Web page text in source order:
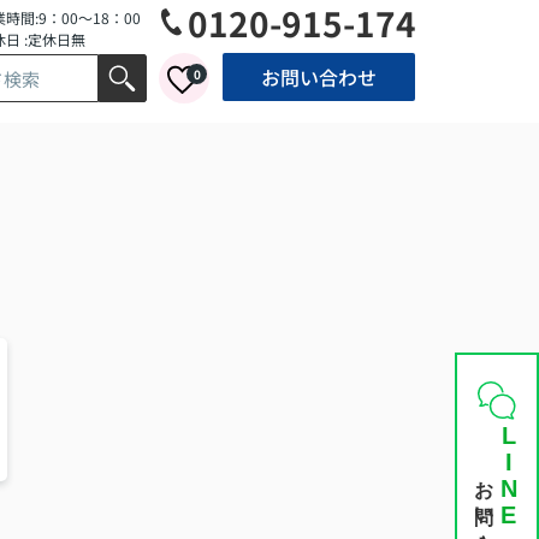
LINE
時間:9：00～18：00
日 :定休日無
0120-915-174
0 お問い合わせ